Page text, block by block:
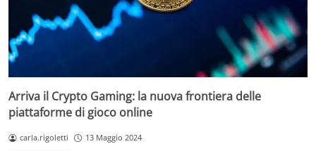
Arriva il Crypto Gaming: la nuova frontiera delle
piattaforme di gioco online
carla.rigoletti 13 Maggio 2024